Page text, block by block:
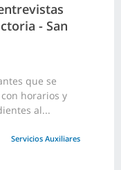
- San
que se
horarios y
al...
Servicios Auxiliares